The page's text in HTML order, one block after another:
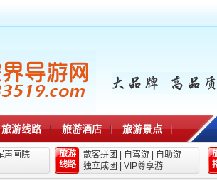
旅游线路 旅游酒店 旅游景点
声画院
旅游
线路
散客拼团 自驾游
自助游
独立成团
VIP尊享游